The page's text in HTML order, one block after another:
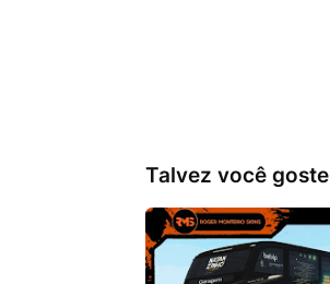
Talvez você goste